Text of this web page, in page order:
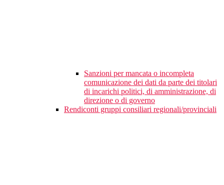
Sanzioni per mancata o incompleta
comunicazione dei dati da parte dei titolari
di incarichi politici, di amministrazione, di
direzione o di governo
Rendiconti gruppi consiliari regionali/provinciali